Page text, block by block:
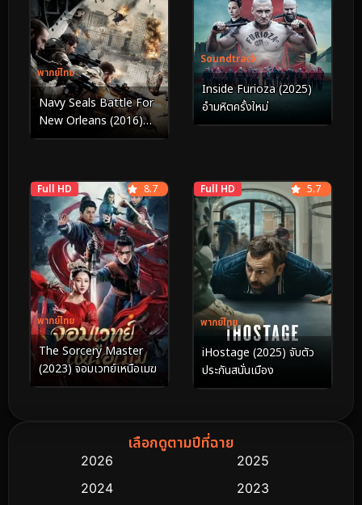
พากย์ไทย
Navy Seals Battle For
New Orleans (2016)
หน่วยจู่โจมทะลวงเมือง
Soundtrack
Inside Furioza (2025)
อำมหิตครั้งใหม่
Full HD
พากย์ไทย
8.7
The Sorcery Master
(2023) จอมเวทย์เหนือเมฆ
Full HD
พากย์ไทย
5.7
iHostage (2025) จับตัว
ประกันสนั่นเมือง
เลือกดูตามปีที่ฉาย
2026
2025
2024
2023